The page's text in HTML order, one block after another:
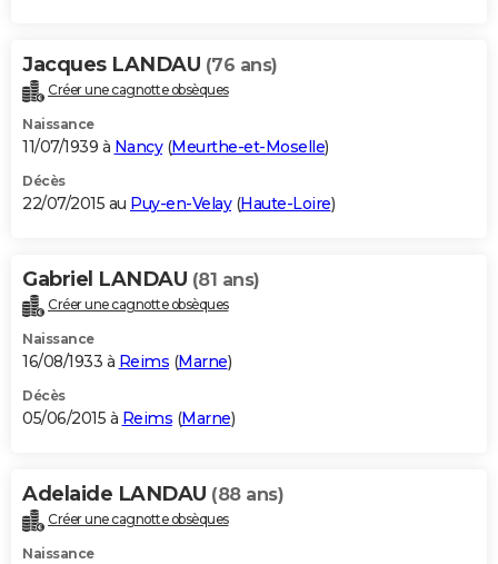
Jacques LANDAU (76 ans)
Créer une cagnotte obsèques
Naissance
11/07/1939 à Nancy(Meurthe-et-Moselle)
Décès
22/07/2015 au Puy-en-Velay(Haute-Loire)
Gabriel LANDAU (81 ans)
Créer une cagnotte obsèques
Naissance
16/08/1933 à Reims (Marne)
Décès
05/06/2015 à Reims (Marne)
Adelaide LANDAU (88 ans)
Créer une cagnotte obsèques
Naissance